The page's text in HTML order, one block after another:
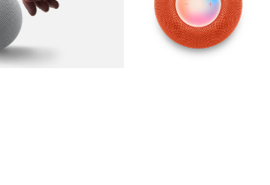
图库 图像 图库 图像